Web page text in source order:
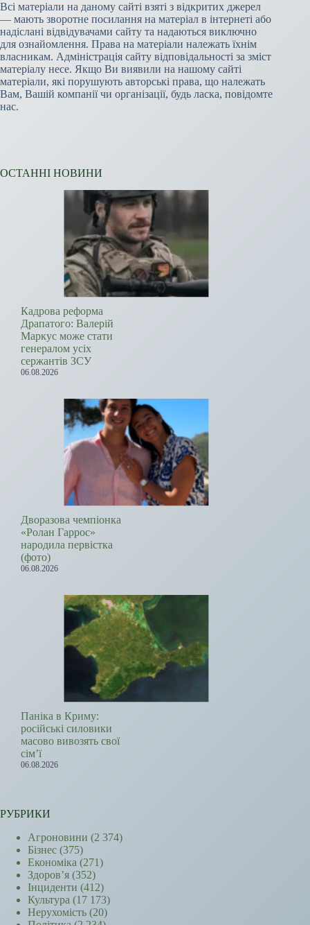
Всі матеріали на даному сайті взяті з відкритих джерел
— мають зворотне посилання на матеріал в інтернеті або
надіслані відвідувачами сайту та надаються виключно
для ознайомлення. Права на матеріали належать їхнім
власникам. Адміністрація сайту відповідальності за зміст
матеріалу несе. Якщо Ви виявили на нашому сайті
матеріали, які порушують авторські права, що належать
Вам, Вашій компанії чи організації, будь ласка, повідомте
нас.
ОСТАННІ НОВИНИ
Кадрова реформа
Драпатого: Валерій
Маркус може стати
генералом усіх
сержантів ЗСУ
06.08.2026
Дворазова чемпіонка
«Ролан Гаррос»
народила первістка
(фото)
06.08.2026
Паніка в Криму:
російські силовики
масово вивозять свої
сім’ї
06.08.2026
РУБРИКИ
Агроновини (2 374)
Бізнес (375)
Економіка (271)
Здоров’я (352)
Інциденти (412)
Культура (17 173)
Нерухомість (20)